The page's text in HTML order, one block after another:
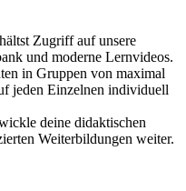
Zugriff auf unsere
und moderne Lernvideos.
in Gruppen von maximal
jeden Einzelnen individuell
deine didaktischen
Weiterbildungen weiter.